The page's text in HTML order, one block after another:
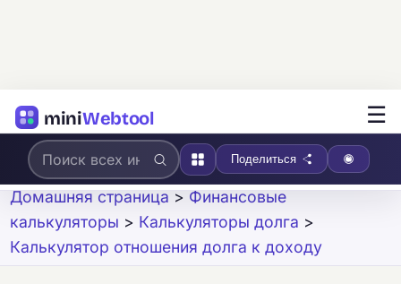
miniWebtool ☰
Поделиться
Домашняя страница > Финансовые
калькуляторы > Калькуляторы долга >
Калькулятор отношения долга к доходу